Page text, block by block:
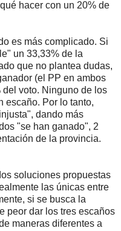
hacer con un 20% de
es más complicado. Si
un 33,33% de la
que no plantea dudas,
(el PP en ambos
voto. Ninguno de los
escaño. Por lo tanto,
dando más
"se han ganado", 2
de la provincia.
soluciones propuestas
las únicas entre
si se busca la
peor dar los tres escaños
maneras diferentes a